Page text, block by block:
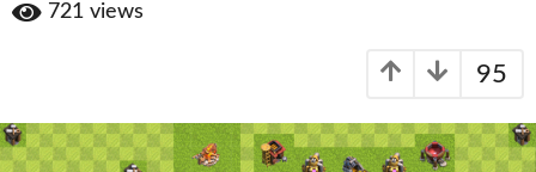
9
a
g
721 views
95